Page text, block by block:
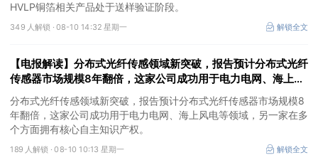
HVLP铜箔相关产品处于送样验证阶段。
349 人解锁 ·08-10 14:32 星期一 解锁全文
【电报解读】分布式光纤传感领域新突破，报告预计分布式光纤
传感器市场规模8年翻倍，这家公司成功用于电力电网、海上风
电等领域
分布式光纤传感领域新突破，报告预计分布式光纤传感器市场规模8
年翻倍，这家公司成功用于电力电网、海上风电等领域，另一家在多
个方面拥有核心自主知识产权。
189 人解锁 ·08-10 10:13 星期一 解锁全文